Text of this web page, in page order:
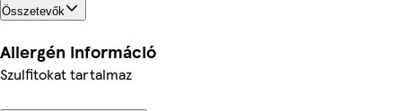
Összetevők
Allergén információ
Szulfitokat tartalmaz